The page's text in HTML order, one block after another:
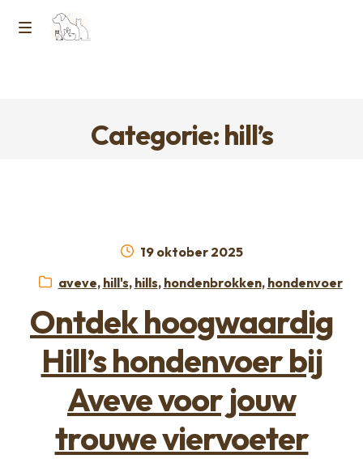
Ga
Ga
Horcon Webshop – GDPR / Voorwaarden /
Categorie: hill’s
Geplaatst
19 oktober 2025
Categorieën:
aveve, hill's, hills, hondenbrokken, hondenvoer
Ontdek hoogwaardig
Hill’s hondenvoer bij
Aveve voor jouw
trouwe viervoeter